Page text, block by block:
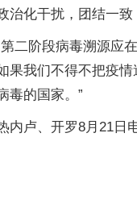
化干扰，团结一致
二阶段病毒溯源应
我们不得不把疫
毒的国家。”
内卢、开罗8月21